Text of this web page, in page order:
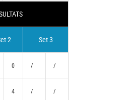
2 Set 3
0 / /
4 / /